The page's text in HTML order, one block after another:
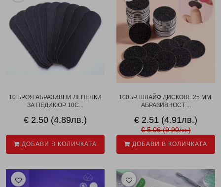
10 БРОЯ АБРАЗИВНИ ЛЕПЕНКИ
ЗА ПЕДИКЮР 10С...
€ 2.50 (4.89лв.)
ДОБАВИ В КОЛИЧКАТА
100БР. ШЛАЙФ ДИСКОВЕ 25 ММ.
АБРАЗИВНОСТ ...
€ 2.51 (4.91лв.)
€ 5.06 (9.90лв.)
ДОБАВИ В КОЛИЧКАТА